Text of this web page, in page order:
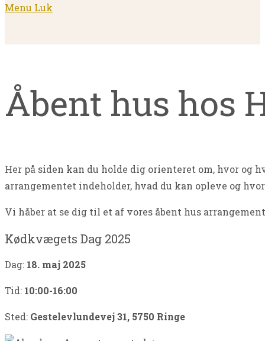
Menu Luk
Åbent hus hos
Her på siden kan du holde dig orienteret om, hvor og
arrangementet indeholder, hvad du kan opleve og
Vi håber at se dig til et af vores åbent hus
Kødkvægets Dag 2025
Dag: 18. maj 2025
Tid: 10:00-16:00
Sted: Gestelevlundevej 31, 5750 Ringe